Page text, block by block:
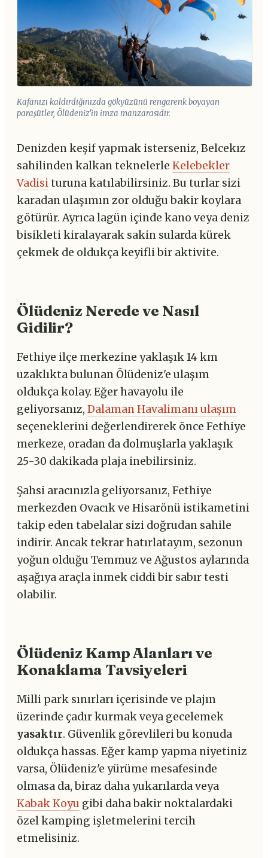
Kafanızı kaldırdığınızda gökyüzünü rengarenk boyayan
paraşütler, Ölüdeniz'in imza manzarasıdır.
Denizden keşif yapmak isterseniz, Belcekız
sahilinden kalkan teknelerle Kelebekler
Vadisituruna katılabilirsiniz. Bu turlar sizi
karadan ulaşımın zor olduğu bakir koylara
götürür. Ayrıca lagün içinde kano veya deniz
bisikleti kiralayarak sakin sularda kürek
çekmek de oldukça keyifli bir aktivite.
Ölüdeniz Nerede ve Nasıl
Gidilir?
Fethiye ilçe merkezine yaklaşık 14 km
uzaklıkta bulunan Ölüdeniz'e ulaşım
oldukça kolay. Eğer havayolu ile
geliyorsanız, Dalaman Havalimanı ulaşım
seçeneklerini değerlendirerek önce Fethiye
merkeze, oradan da dolmuşlarla yaklaşık
25-30 dakikada plaja inebilirsiniz.
Şahsi aracınızla geliyorsanız, Fethiye
merkezden Ovacık ve Hisarönü istikametini
takip eden tabelalar sizi doğrudan sahile
indirir. Ancak tekrar hatırlatayım, sezonun
yoğun olduğu Temmuz ve Ağustos aylarında
aşağıya araçla inmek ciddi bir sabır testi
olabilir.
Ölüdeniz Kamp Alanları ve
Konaklama Tavsiyeleri
Milli park sınırları içerisinde ve plajın
üzerinde çadır kurmak veya gecelemek
yasaktır. Güvenlik görevlileri bu konuda
oldukça hassas. Eğer kamp yapma niyetiniz
varsa, Ölüdeniz'e yürüme mesafesinde
olmasa da, biraz daha yukarılarda veya
Kabak Koyu gibi daha bakir noktalardaki
özel kamping işletmelerini tercih
etmelisiniz.